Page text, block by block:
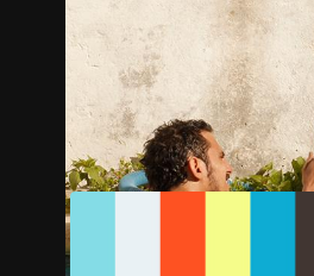
預告 劇照 推薦影片